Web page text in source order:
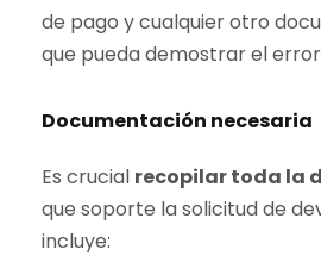
de pago y cualquier otro
que pueda demostrar el
Documentación necesaria
Es crucial recopilar toda la
que soporte la solicitud de
incluye: